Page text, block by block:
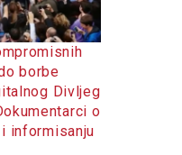
borbe
Divljeg
o
informisanju